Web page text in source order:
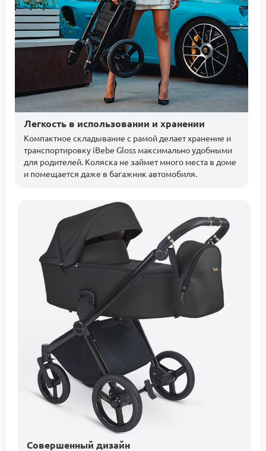
Легкость в использовании и хранении
Компактное складывание с рамой делает хранение и
транспортировку iBebe Gloss максимально удобными
для родителей. Коляска не займет много места в доме
и помещается даже в багажник автомобиля.
Совершенный дизайн